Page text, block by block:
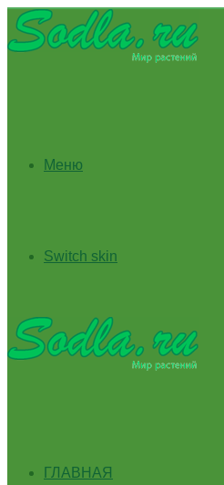
Меню
Switch skin
ГЛАВНАЯ